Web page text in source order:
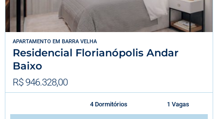
APARTAMENTO EM BARRA VELHA
Residencial Florianópolis Andar
Baixo
R$ 946.328,00
4 Dormitórios 1 Vagas